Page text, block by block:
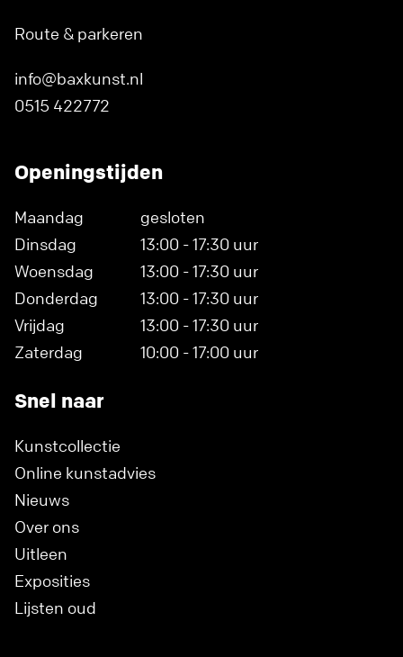
Route & parkeren
info@baxkunst.nl
0515 422772
Openingstijden
Maandag
gesloten
Dinsdag
13:00 - 17:30 uur
Woensdag
13:00 - 17:30 uur
Donderdag
13:00 - 17:30 uur
Vrijdag
13:00 - 17:30 uur
Zaterdag
10:00 - 17:00 uur
Snel naar
Kunstcollectie
Online kunstadvies
Nieuws
Over ons
Uitleen
Exposities
Lijsten oud